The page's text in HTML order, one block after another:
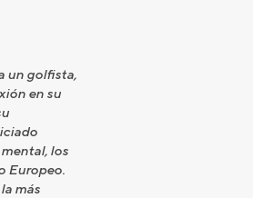
un golfista,
en su
los
Europeo.
más